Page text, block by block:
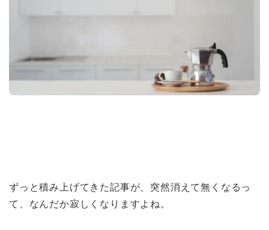
ずっと積み上げてきた記事が、突然消えて無くなるっ
て、なんだか寂しくなりますよね。